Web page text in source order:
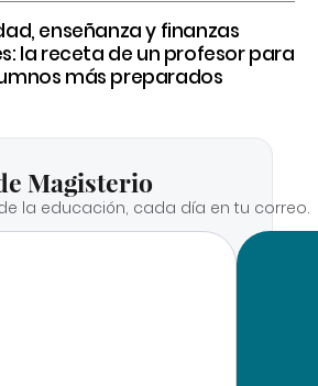
enseñanza y finanzas
la receta de un profesor para
más preparados
Magisterio
la educación, cada día en tu correo.